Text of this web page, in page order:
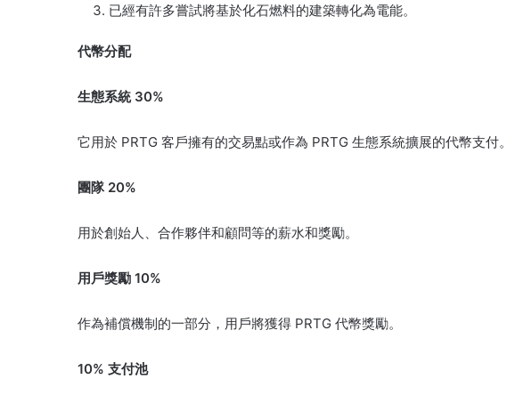
已經有許多嘗試將基於化石燃料的建築轉化為電能。
代幣分配
生態系統 30%
它用於 PRTG 客戶擁有的交易點或作為 PRTG 生態系統擴展的代幣支付。
團隊 20%
用於創始人、合作夥伴和顧問等的薪水和獎勵。
用戶獎勵 10%
作為補償機制的一部分，用戶將獲得 PRTG 代幣獎勵。
10% 支付池